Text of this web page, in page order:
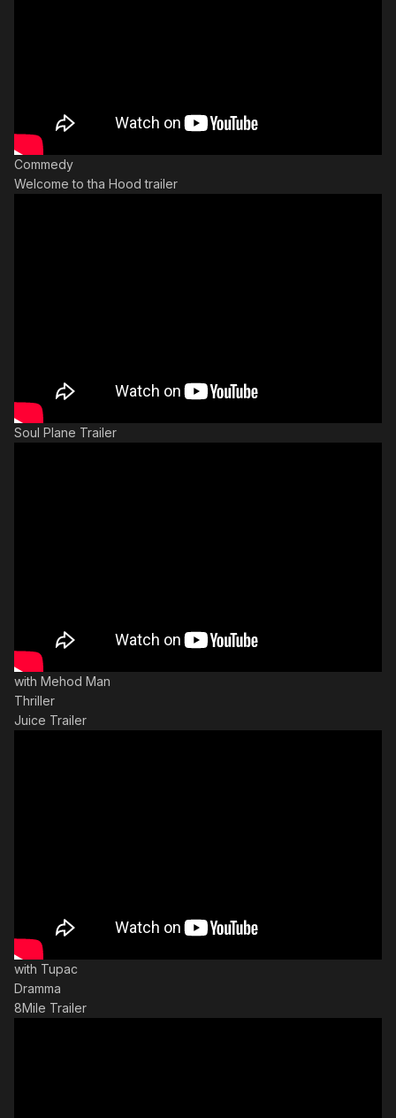
Commedy
Welcome to tha Hood trailer
Soul Plane Trailer
with Mehod Man
Thriller
Juice Trailer
with Tupac
Dramma
8Mile Trailer